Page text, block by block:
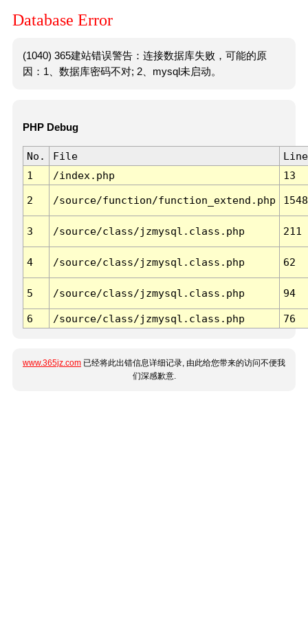
Database Error
(1040) 365建站错误警告：连接数据库失败，可能的原
因：1、数据库密码不对; 2、mysql未启动。
PHP Debug
No. File
Line
1
/index.php 13
2 /source/function/function_extend.php 1548
3 /source/class/jzmysql.class.php 211
4 /source/class/jzmysql.class.php 62
5 /source/class/jzmysql.class.php 94
6 /source/class/jzmysql.class.php 76
www.365jz.com 已经将此出错信息详细记录, 由此给您带来的访问不便我
们深感歉意.